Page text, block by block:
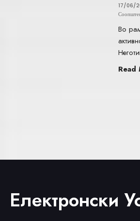
17/06/
Во
Read
Електронски